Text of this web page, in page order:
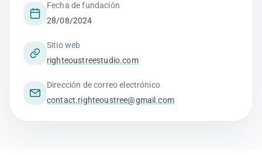
Fecha de fundación
28/08/2024
Sitio web
righteoustreestudio.com
Dirección de correo electrónico
contact.righteoustree@gmail.com